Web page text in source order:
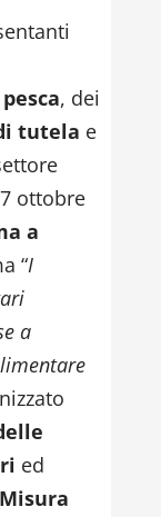
, dei
tutela e
ottobre
a
“I
a
ed
Misura